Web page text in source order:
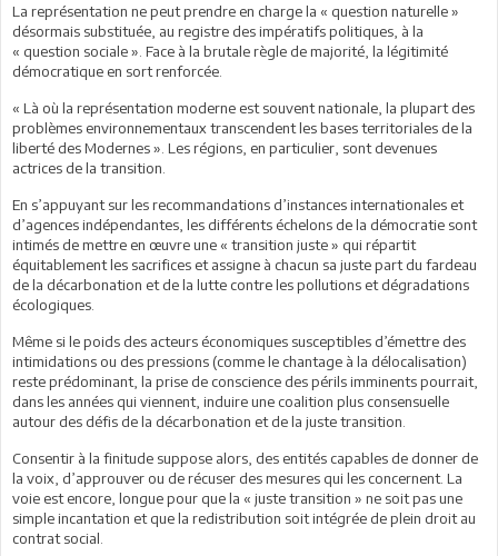
La représentation ne peut prendre en charge la « question naturelle »
désormais substituée, au registre des impératifs politiques, à la
« question sociale ». Face à la brutale règle de majorité, la légitimité
démocratique en sort renforcée.
« Là où la représentation moderne est souvent nationale, la plupart des
problèmes environnementaux transcendent les bases territoriales de la
liberté des Modernes ». Les régions, en particulier, sont devenues
actrices de la transition.
En s’appuyant sur les recommandations d’instances internationales et
d’agences indépendantes, les différents échelons de la démocratie sont
intimés de mettre en œuvre une « transition juste » qui répartit
équitablement les sacrifices et assigne à chacun sa juste part du fardeau
de la décarbonation et de la lutte contre les pollutions et dégradations
écologiques.
Même si le poids des acteurs économiques susceptibles d’émettre des
intimidations ou des pressions (comme le chantage à la délocalisation)
reste prédominant, la prise de conscience des périls imminents pourrait,
dans les années qui viennent, induire une coalition plus consensuelle
autour des défis de la décarbonation et de la juste transition.
Consentir à la finitude suppose alors, des entités capables de donner de
la voix, d’approuver ou de récuser des mesures qui les concernent. La
voie est encore, longue pour que la « juste transition » ne soit pas une
simple incantation et que la redistribution soit intégrée de plein droit au
contrat social.